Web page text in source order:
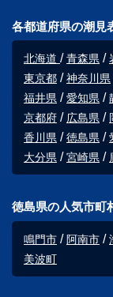
各都道府県の潮見
北海道 青森県
東京都
神奈川県
福井県
愛知県
京都府
広島県
香川県
徳島県
大分県
宮崎県
徳島県の人気市町
鳴門市 阿南市
美波町